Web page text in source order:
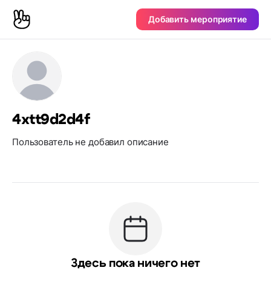
Добавить мероприятие
4xtt9d2d4f
Пользователь не добавил описание
Здесь пока ничего нет